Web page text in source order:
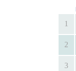
1
2
3